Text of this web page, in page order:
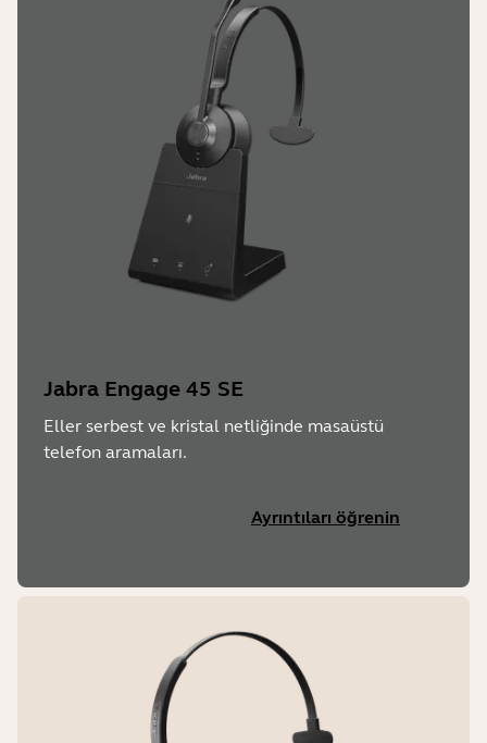
Jabra Engage 45 SE
Eller serbest ve kristal netliğinde masaüstü
telefon aramaları.
Ayrıntıları öğrenin